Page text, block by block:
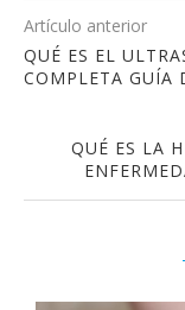
Artículo anterior
QUÉ ES EL
COMPLETA GUÍA
QUÉ ES LA